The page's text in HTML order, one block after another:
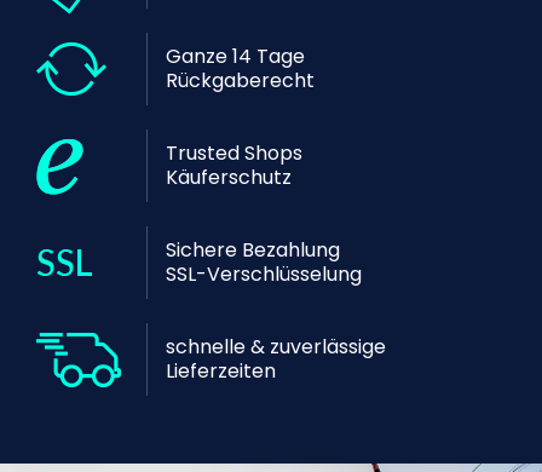
Ganze 14 Tage
Rückgaberecht
Trusted Shops
Käuferschutz
Sichere Bezahlung
SSL-Verschlüsselung
schnelle & zuverlässige
Lieferzeiten